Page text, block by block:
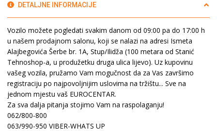
DETALJNE INFORMACIJE
Vozilo možete pogledati svakim danom od 09:00 pa do 17:00 h
u našem prodajnom salonu, koji se nalazi na adresi Ismeta
Alajbegovića Šerbe br. 1A, Stup/Ilidža (100 metara od Stanić
Tehnoshop-a, u produžetku druga ulica lijevo). Uz kupovinu
vašeg vozila, pružamo Vam mogučnost da za Vas završimo
registraciju po najpovoljnijim uslovima na tržištu... Sve na
jednom mjestu vaš EUROCENTAR.
Za sva dalja pitanja stojimo Vam na raspolaganju!
062/800-800
063/990-950 VIBER-WHATS UP